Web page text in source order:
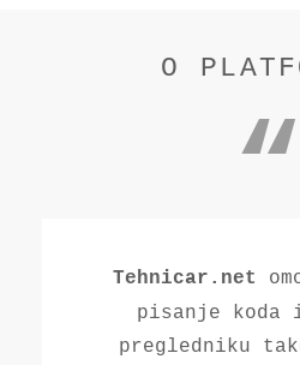
O
Tehnicar.net
pisanje koda
pregledniku